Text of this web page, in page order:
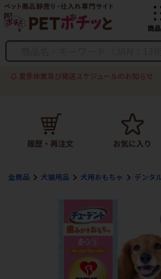
夏季休業及び発送スケジュールのお知らせ
全商品 犬猫用品 犬用おもちゃ デンタ